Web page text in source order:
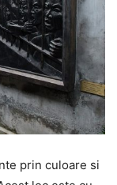
prin culoare si